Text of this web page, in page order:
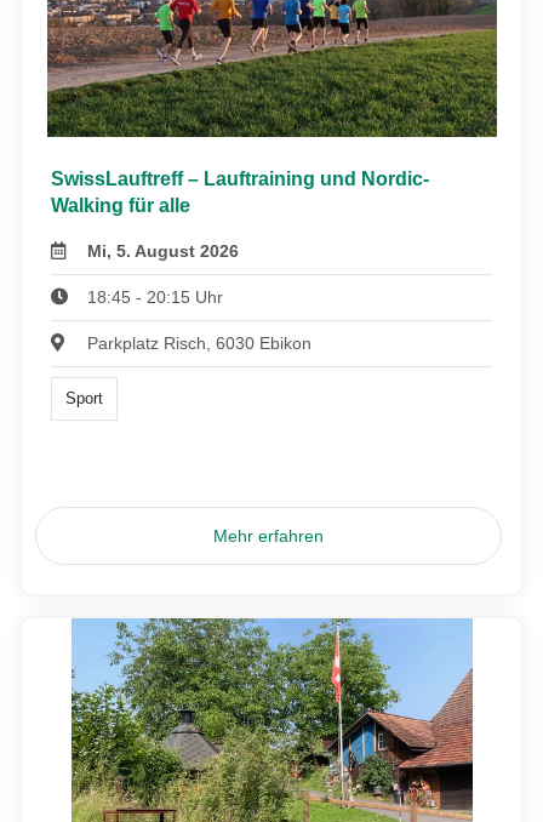
SwissLauftreff – Lauftraining und Nordic-
Walking für alle
Mi, 5. August 2026
18:45 - 20:15 Uhr
Parkplatz Risch, 6030 Ebikon
Sport
Mehr erfahren